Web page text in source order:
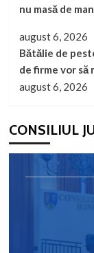
nu masă de
august 6, 2026
Bătălie de
de firme vor să
august 6, 2026
CONSILIUL